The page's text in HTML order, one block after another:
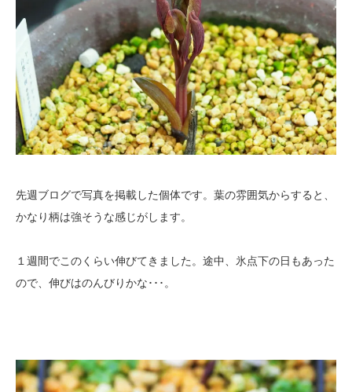
先週ブログで写真を掲載した個体です。葉の雰囲気からすると、
かなり柄は強そうな感じがします。
１週間でこのくらい伸びてきました。途中、氷点下の日もあった
ので、伸びはのんびりかな･･･。